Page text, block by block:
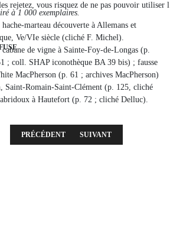
à 1 000 exemplaires.
marteau découverte à Allemans et
Ve/VIe siècle (cliché F. Michel).
de vigne à Sainte-Foy-de-Longas (p.
; coll. SHAP iconothèque BA 39 bis) ; fausse
MacPherson (p. 61 ; archives MacPherson)
Saint-Romain-Saint-Clément (p. 125, cliché
à Hautefort (p. 72 ; cliché Delluc).
ARTICLE PRÉCÉDENT : 2018 - 2E
PRÉCÉDENT ARTICLE SUIVANT : 2017
SUIVANT
rejetez, vous risquez de ne pas pouvoir utiliser